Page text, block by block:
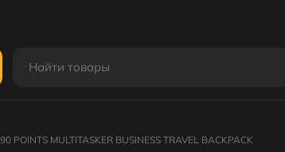
MULTITASKER BUSINESS TRAVEL BACKPACK